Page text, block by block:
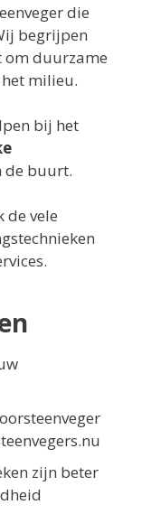
die
begrijpen
om duurzame
milieu.
bij het
de buurt.
de vele
zijn beter